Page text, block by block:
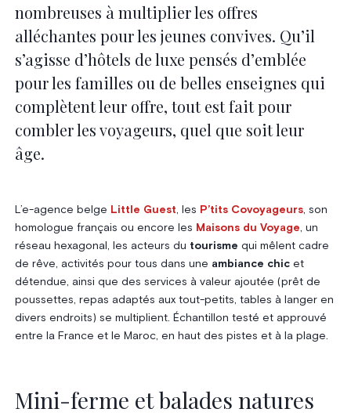
nombreuses à multiplier les offres
alléchantes pour les jeunes convives. Qu’il
s’agisse d’hôtels de luxe pensés d’emblée
pour les familles ou de belles enseignes qui
complètent leur offre, tout est fait pour
combler les voyageurs, quel que soit leur
âge.
L’e-agence belge Little Guest, les P’tits Covoyageurs, son
homologue français ou encore les Maisons du Voyage, un
réseau hexagonal, les acteurs du tourisme qui mêlent cadre
de rêve, activités pour tous dans une ambiance chicet
détendue, ainsi que des services à valeur ajoutée (prêt de
poussettes, repas adaptés aux tout-petits, tables à langer en
divers endroits) se multiplient. Échantillon testé et approuvé
entre la France et le Maroc, en haut des pistes et à la plage.
Mini-ferme et balades natures